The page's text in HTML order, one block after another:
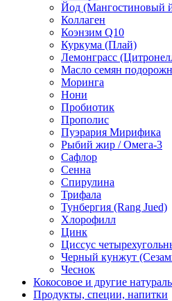
Йод (Мангостиновый
Коллаген
Коэнзим Q10
Куркума (Плай)
Лемонграсс
Масло семян
Моринга
Нони
Пробиотик
Прополис
Пуэрария Мирифика
Рыбий жир / Омега-3
Сафлор
Сенна
Спирулина
Трифала
Тунбергия (Rang Jued)
Хлорофилл
Цинк
Циссус
Черный кунжут
Чеснок
Кокосовое и другие
Продукты, специи, напитки